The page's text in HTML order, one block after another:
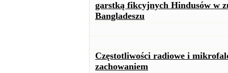
garstką fikcyjnych Hindusów w
Bangladeszu
Częstotliwości radiowe i
zachowaniem